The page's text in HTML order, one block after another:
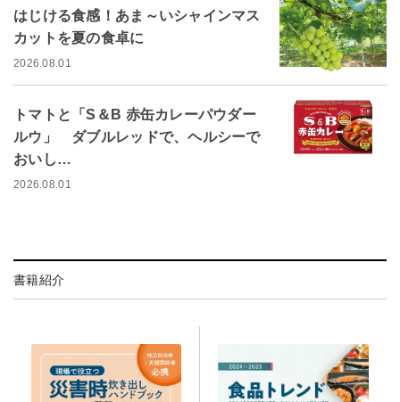
はじける食感！あま～いシャインマス
カットを夏の食卓に
2026.08.01
トマトと「S＆B 赤缶カレーパウダー
ルウ」 ダブルレッドで、ヘルシーで
おいし…
2026.08.01
書籍紹介